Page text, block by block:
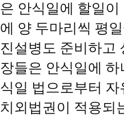
은 안식일에 할일
에 양 두마리씩 평
진설병도 준비하고
장들은 안식일에
식일 법으로부터
치외법권이 적용되